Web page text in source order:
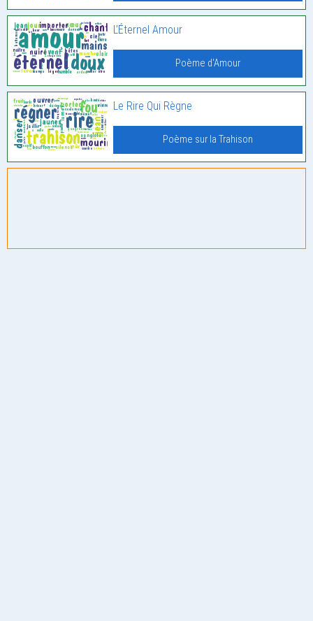
L’Éternel Amour
Poème d'Amour
Le Rire Qui Règne
Poème sur la Trahison